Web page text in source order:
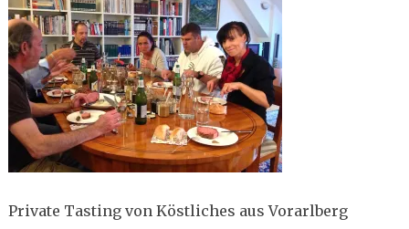
Private Tasting von Köstliches aus Vorarlberg